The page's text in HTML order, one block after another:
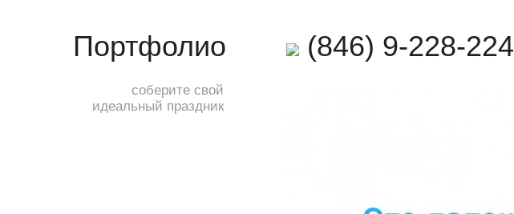
(846) 9-228-224
соберите свой
идеальный праздник
Портфолио